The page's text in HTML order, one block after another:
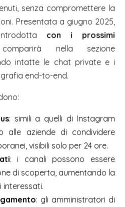
senza compromettere la
Presentata a giugno 2025,
con i prossimi
nella sezione
intatte le chat private e i
end-to-end.
: simili a quelli di Instagram
alle aziende di condividere
visibili solo per 24 ore.
: i canali possono essere
di scoperta, aumentando la
interessati.
: gli amministratori di